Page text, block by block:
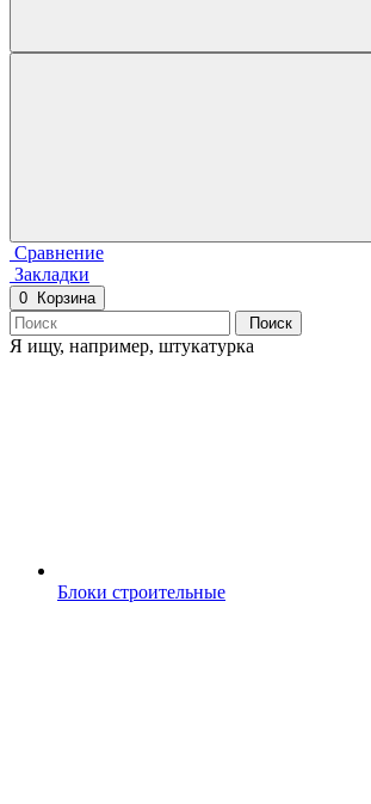
Сравнение
Закладки
0
Корзина
Поиск
Я ищу, например, штукатурка
Блоки строительные